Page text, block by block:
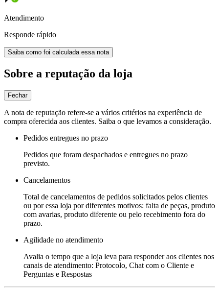
Atendimento
Responde rápido
Saiba como foi calculada essa nota
Sobre a reputação da loja
Fechar
A nota de reputação refere-se a vários critérios na experiência de
compra oferecida aos clientes. Saiba o que levamos a consideração.
Pedidos entregues no prazo
Pedidos que foram despachados e entregues no prazo
previsto.
Cancelamentos
Total de cancelamentos de pedidos solicitados pelos clientes
ou por essa loja por diferentes motivos: falta de peças, produto
com avarias, produto diferente ou pelo recebimento fora do
prazo.
Agilidade no atendimento
Avalia o tempo que a loja leva para responder aos clientes nos
canais de atendimento: Protocolo, Chat com o Cliente e
Perguntas e Respostas